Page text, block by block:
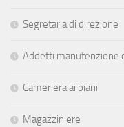
Segretaria di direzione
Addetti manutenzione
Cameriera ai piani
Magazziniere